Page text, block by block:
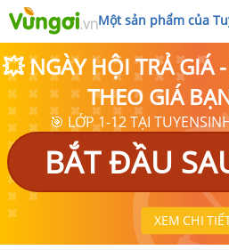
Một sản phẩm của
💥 NGÀY HỘI TRẢ GIÁ
THEO GIÁ
🎯 LỚP 1-12 TẠI
BẮT ĐẦU
XEM CHI